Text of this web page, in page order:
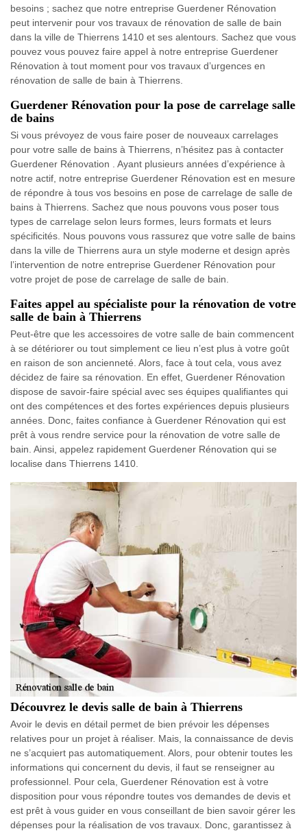
besoins ; sachez que notre entreprise Guerdener Rénovation
peut intervenir pour vos travaux de rénovation de salle de bain
dans la ville de Thierrens 1410 et ses alentours. Sachez que vous
pouvez vous pouvez faire appel à notre entreprise Guerdener
Rénovation à tout moment pour vos travaux d’urgences en
rénovation de salle de bain à Thierrens.
Guerdener Rénovation pour la pose de carrelage salle
de bains
Si vous prévoyez de vous faire poser de nouveaux carrelages
pour votre salle de bains à Thierrens, n’hésitez pas à contacter
Guerdener Rénovation . Ayant plusieurs années d’expérience à
notre actif, notre entreprise Guerdener Rénovation est en mesure
de répondre à tous vos besoins en pose de carrelage de salle de
bains à Thierrens. Sachez que nous pouvons vous poser tous
types de carrelage selon leurs formes, leurs formats et leurs
spécificités. Nous pouvons vous rassurez que votre salle de bains
dans la ville de Thierrens aura un style moderne et design après
l’intervention de notre entreprise Guerdener Rénovation pour
votre projet de pose de carrelage de salle de bain.
Faites appel au spécialiste pour la rénovation de votre
salle de bain à Thierrens
Peut-être que les accessoires de votre salle de bain commencent
à se détériorer ou tout simplement ce lieu n’est plus à votre goût
en raison de son ancienneté. Alors, face à tout cela, vous avez
décidez de faire sa rénovation. En effet, Guerdener Rénovation
dispose de savoir-faire spécial avec ses équipes qualifiantes qui
ont des compétences et des fortes expériences depuis plusieurs
années. Donc, faites confiance à Guerdener Rénovation qui est
prêt à vous rendre service pour la rénovation de votre salle de
bain. Ainsi, appelez rapidement Guerdener Rénovation qui se
localise dans Thierrens 1410.
Découvrez le devis salle de bain à Thierrens
Avoir le devis en détail permet de bien prévoir les dépenses
relatives pour un projet à réaliser. Mais, la connaissance de devis
ne s’acquiert pas automatiquement. Alors, pour obtenir toutes les
informations qui concernent du devis, il faut se renseigner au
professionnel. Pour cela, Guerdener Rénovation est à votre
disposition pour vous répondre toutes vos demandes de devis et
est prêt à vous guider en vous conseillant de bien savoir gérer les
dépenses pour la réalisation de vos travaux. Donc, garantissez à